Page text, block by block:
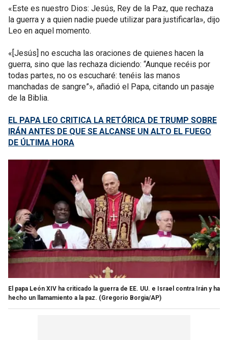
«Este es nuestro Dios: Jesús, Rey de la Paz, que rechaza
la guerra y a quien nadie puede utilizar para justificarla», dijo
Leo en aquel momento.
«[Jesús] no escucha las oraciones de quienes hacen la
guerra, sino que las rechaza diciendo: “Aunque recéis por
todas partes, no os escucharé: tenéis las manos
manchadas de sangre”», añadió el Papa, citando un pasaje
de la Biblia.
EL PAPA LEO CRITICA LA RETÓRICA DE TRUMP SOBRE
IRÁN ANTES DE QUE SE ALCANSE UN ALTO EL FUEGO
DE ÚLTIMA HORA
El papa León XIV ha criticado la guerra de EE. UU. e Israel contra Irán y ha
hecho un llamamiento a la paz. (Gregorio Borgia/AP)